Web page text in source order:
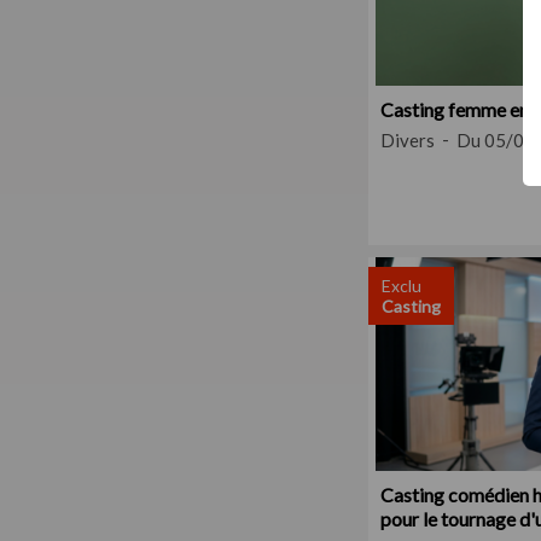
Casting femme
Divers Du 05/
Exclu
Casting
Casting comédien
pour le tournage